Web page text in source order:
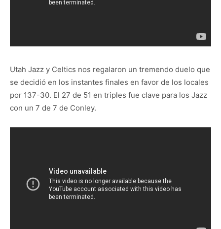
Utah Jazz y Celtics nos regalaron un tremendo duelo que
se decidió en los instantes finales en favor de los locales
por 137-30. El 27 de 51 en triples fue clave para los Jazz
con un 7 de 7 de Conley.